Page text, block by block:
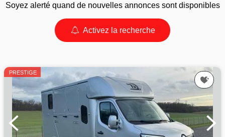
Soyez alerté quand de nouvelles annonces sont disponibles
Activez la recherche
PRESTIGE